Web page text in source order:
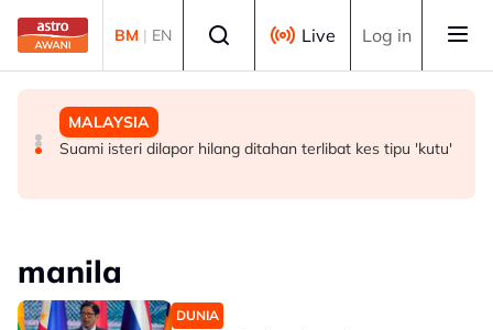
Skip to main content
BM | EN Live Log in
POLITIK
‘Kalau saya dianggap orang luar, jelas kenyanyukan itu’
DUNIA
Trump dakwa kompleks ketenteraan besar sedang
MALAYSIA
Suami isteri dilapor hilang ditahan terlibat kes tipu 'kutu'
manila
DUNIA